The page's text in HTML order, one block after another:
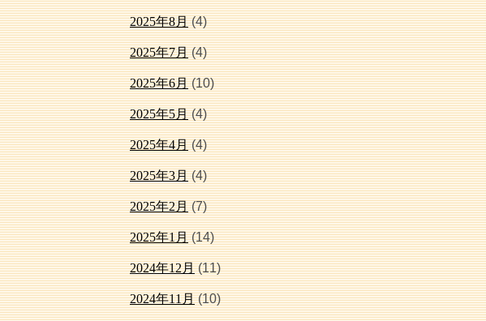
2025年8月(4)
2025年7月(4)
2025年6月(10)
2025年5月(4)
2025年4月(4)
2025年3月(4)
2025年2月(7)
2025年1月(14)
2024年12月(11)
2024年11月(10)